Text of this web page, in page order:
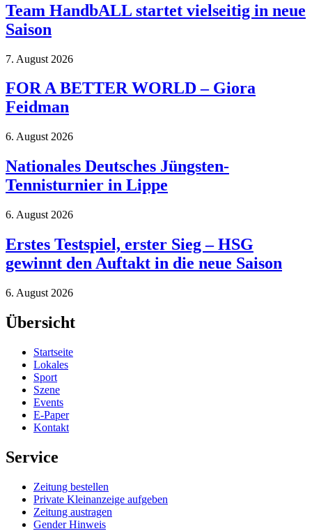
Team HandbALL startet vielseitig in neue
Saison
7. August 2026
FOR A BETTER WORLD – Giora
Feidman
6. August 2026
Nationales Deutsches Jüngsten-
Tennisturnier in Lippe
6. August 2026
Erstes Testspiel, erster Sieg – HSG
gewinnt den Auftakt in die neue Saison
6. August 2026
Übersicht
Startseite
Lokales
Sport
Szene
Events
E-Paper
Kontakt
Service
Zeitung bestellen
Private Kleinanzeige aufgeben
Zeitung austragen
Gender Hinweis